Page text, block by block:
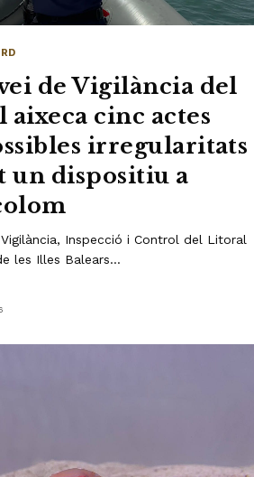
de Vigilància del
cinc actes
irregularitats
un dispositiu a
Inspecció i Control del Litoral
les Illes Balears…